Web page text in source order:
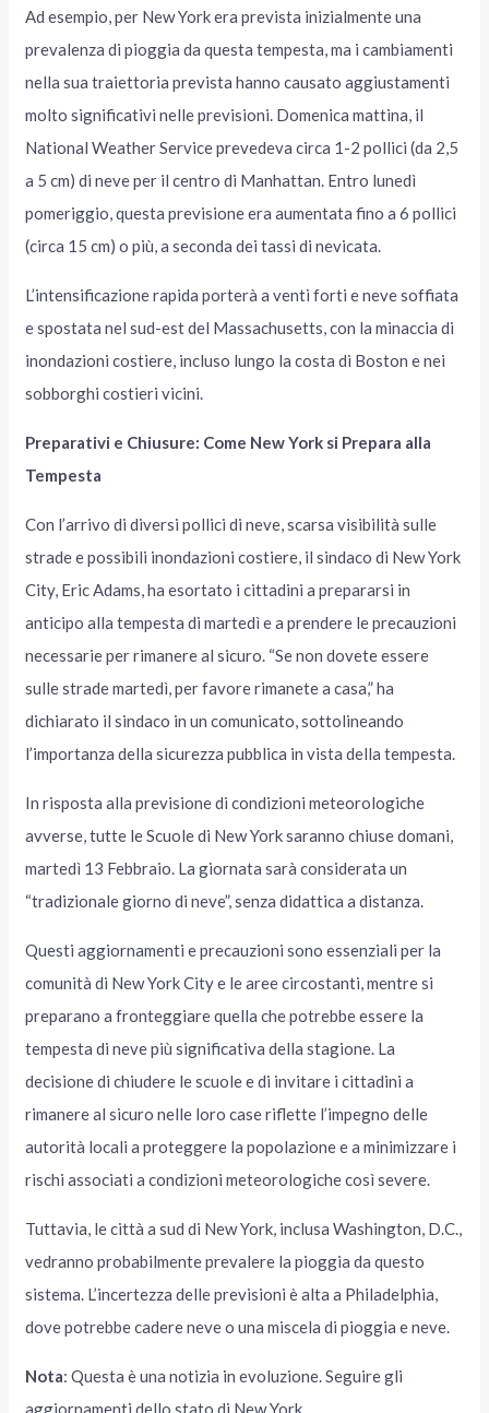
Ad esempio, per New York era prevista inizialmente una
prevalenza di pioggia da questa tempesta, ma i cambiamenti
nella sua traiettoria prevista hanno causato aggiustamenti
molto significativi nelle previsioni. Domenica mattina, il
National Weather Service prevedeva circa 1-2 pollici (da 2,5
a 5 cm) di neve per il centro di Manhattan. Entro lunedì
pomeriggio, questa previsione era aumentata fino a 6 pollici
(circa 15 cm) o più, a seconda dei tassi di nevicata.
L’intensificazione rapida porterà a venti forti e neve soffiata
e spostata nel sud-est del Massachusetts, con la minaccia di
inondazioni costiere, incluso lungo la costa di Boston e nei
sobborghi costieri vicini.
Preparativi e Chiusure: Come New York si Prepara alla
Tempesta
Con l’arrivo di diversi pollici di neve, scarsa visibilità sulle
strade e possibili inondazioni costiere, il sindaco di New York
City, Eric Adams, ha esortato i cittadini a prepararsi in
anticipo alla tempesta di martedì e a prendere le precauzioni
necessarie per rimanere al sicuro. “Se non dovete essere
sulle strade martedì, per favore rimanete a casa,” ha
dichiarato il sindaco in un comunicato, sottolineando
l’importanza della sicurezza pubblica in vista della tempesta.
In risposta alla previsione di condizioni meteorologiche
avverse, tutte le Scuole di New York saranno chiuse domani,
martedì 13 Febbraio. La giornata sarà considerata un
“tradizionale giorno di neve”, senza didattica a distanza.
Questi aggiornamenti e precauzioni sono essenziali per la
comunità di New York City e le aree circostanti, mentre si
preparano a fronteggiare quella che potrebbe essere la
tempesta di neve più significativa della stagione. La
decisione di chiudere le scuole e di invitare i cittadini a
rimanere al sicuro nelle loro case riflette l’impegno delle
autorità locali a proteggere la popolazione e a minimizzare i
rischi associati a condizioni meteorologiche così severe.
Tuttavia, le città a sud di New York, inclusa Washington, D.C.,
vedranno probabilmente prevalere la pioggia da questo
sistema. L’incertezza delle previsioni è alta a Philadelphia,
dove potrebbe cadere neve o una miscela di pioggia e neve.
Nota: Questa è una notizia in evoluzione. Seguire gli
aggiornamenti dello stato di New York.